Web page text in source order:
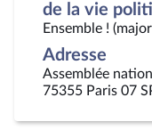
de la vie
Ensemble !
Adresse
Assemblée
75355 Paris 07